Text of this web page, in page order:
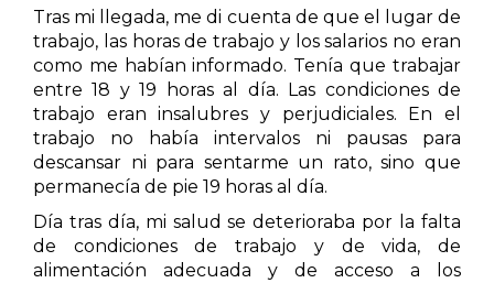
Tras mi llegada, me di cuenta de que el lugar de
trabajo, las horas de trabajo y los salarios no eran
como me habían informado. Tenía que trabajar
entre 18 y 19 horas al día. Las condiciones de
trabajo eran insalubres y perjudiciales. En el
trabajo no había intervalos ni pausas para
descansar ni para sentarme un rato, sino que
permanecía de pie 19 horas al día.
Día tras día, mi salud se deterioraba por la falta
de condiciones de trabajo y de vida, de
alimentación adecuada y de acceso a los